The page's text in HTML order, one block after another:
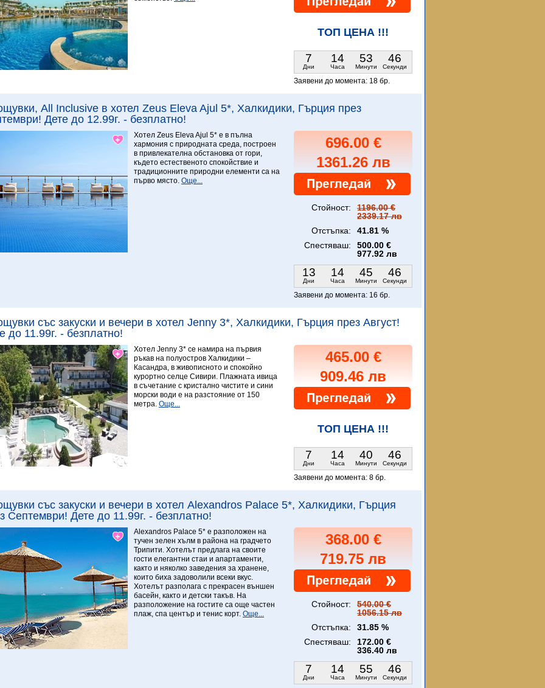
Виж повече
9 Превъзходен
ТОП ЦЕНА !!!
7
Дни
14
Часа
53
Минути
45
Секунди
Заявени до момента: 18 бр.
All Inclusive в хотел Zeus Eleva Ajul 5*, Халкидики, Гърция през
Дете до 12.99г. - безплатно!
9.29 Изключителен
Хотел Zeus Eleva Ajul 5* е в пълна
хармония с природната среда, построен
в привлекателна обстановка от гори,
където естественото спокойствие и
традиционните природни елементи са на
първо място. Още...
696.00 €
1361.26 лв
Стойност:
1196.00 €
2339.17 лв
Отстъпка:
41.81 %
Спестяваш:
500.00 €
977.92 лв
13
Дни
14
Часа
45
Минути
45
Секунди
Заявени до момента: 16 бр.
със закуски и вечери в хотел Jenny 3*, Халкидики, Гърция през Август!
до 11.99г. - безплатно!
Виж повече
7.67 Отличен
Хотел Jenny 3* се намира на първия
ръкав на полуостров Халкидики –
Касандра, в живописното и спокойно
курортно селце Сивири. Плажната ивица
в съчетание с кристално чистите и сини
морски води е на разстояние от 150
метра. Още...
465.00 €
909.46 лв
ТОП ЦЕНА !!!
7
Дни
14
Часа
40
Минути
45
Секунди
Заявени до момента: 8 бр.
със закуски и вечери в хотел Alexandros Palace 5*, Халкидики, Гърция
Септември! Дете до 11.99г. - безплатно!
Alexandros Palace 5* e разположен на
тучен зелен хълм в района на градчето
Трипити. Хотелът предлага на своите
гости елегантни стаи и апартаменти,
както и няколко заведения за хранене,
които биха задоволили всеки вкус.
Хотелът разполага с прекрасен външен
басейн, както и детски такъв. На
разположение на гостите са още частен
плаж, спа център и тенис корт. Още...
368.00 €
719.75 лв
Стойност:
540.00 €
1056.15 лв
Отстъпка:
31.85 %
Спестяваш:
172.00 €
336.40 лв
7
Дни
14
Часа
55
Минути
45
Секунди